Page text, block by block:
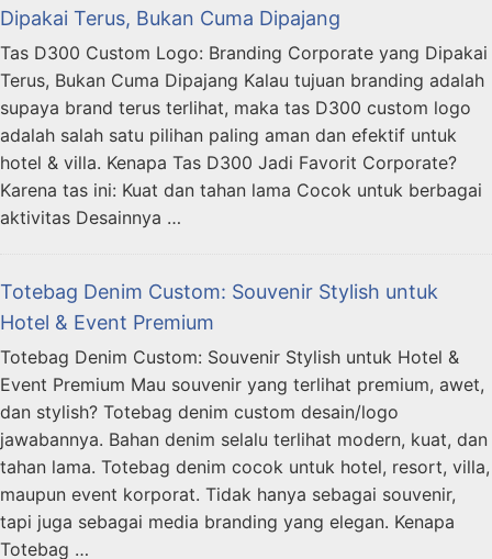
Dipakai Terus, Bukan Cuma Dipajang
Tas D300 Custom Logo: Branding Corporate yang Dipakai
Terus, Bukan Cuma Dipajang Kalau tujuan branding adalah
supaya brand terus terlihat, maka tas D300 custom logo
adalah salah satu pilihan paling aman dan efektif untuk
hotel & villa. Kenapa Tas D300 Jadi Favorit Corporate?
Karena tas ini: Kuat dan tahan lama Cocok untuk berbagai
aktivitas Desainnya …
Totebag Denim Custom: Souvenir Stylish untuk
Hotel & Event Premium
Totebag Denim Custom: Souvenir Stylish untuk Hotel &
Event Premium Mau souvenir yang terlihat premium, awet,
dan stylish? Totebag denim custom desain/logo
jawabannya. Bahan denim selalu terlihat modern, kuat, dan
tahan lama. Totebag denim cocok untuk hotel, resort, villa,
maupun event korporat. Tidak hanya sebagai souvenir,
tapi juga sebagai media branding yang elegan. Kenapa
Totebag …